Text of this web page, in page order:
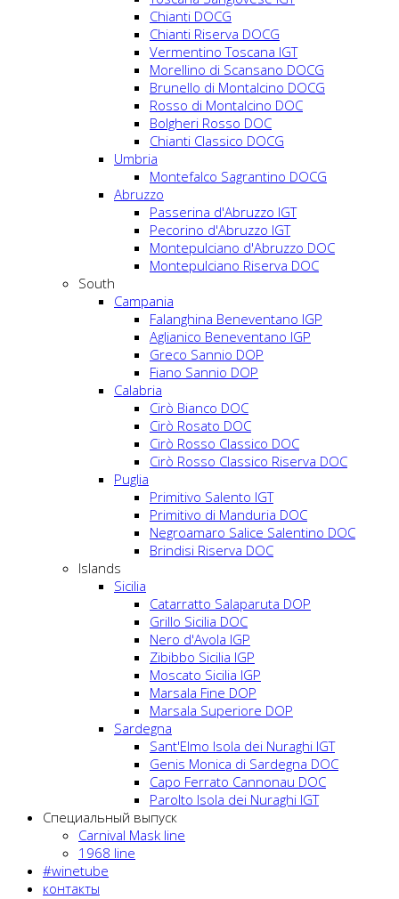
Chianti DOCG
Chianti Riserva DOCG
Vermentino Toscana IGT
Morellino di Scansano DOCG
Brunello di Montalcino DOCG
Rosso di Montalcino DOC
Bolgheri Rosso DOC
Chianti Classico DOCG
Umbria
Montefalco Sagrantino DOCG
Abruzzo
Passerina d'Abruzzo IGT
Pecorino d'Abruzzo IGT
Montepulciano d'Abruzzo DOC
Montepulciano Riserva DOC
South
Campania
Falanghina Beneventano IGP
Aglianico Beneventano IGP
Greco Sannio DOP
Fiano Sannio DOP
Calabria
Cirò Bianco DOC
Cirò Rosato DOC
Cirò Rosso Classico DOC
Cirò Rosso Classico Riserva DOC
Puglia
Primitivo Salento IGT
Primitivo di Manduria DOC
Negroamaro Salice Salentino DOC
Brindisi Riserva DOC
Islands
Sicilia
Catarratto Salaparuta DOP
Grillo Sicilia DOC
Nero d'Avola IGP
Zibibbo Sicilia IGP
Moscato Sicilia IGP
Marsala Fine DOP
Marsala Superiore DOP
Sardegna
Sant'Elmo Isola dei Nuraghi IGT
Genis Monica di Sardegna DOC
Capo Ferrato Cannonau DOC
Parolto Isola dei Nuraghi IGT
Специальный выпуск
Carnival Mask line
1968 line
#winetube
контакты